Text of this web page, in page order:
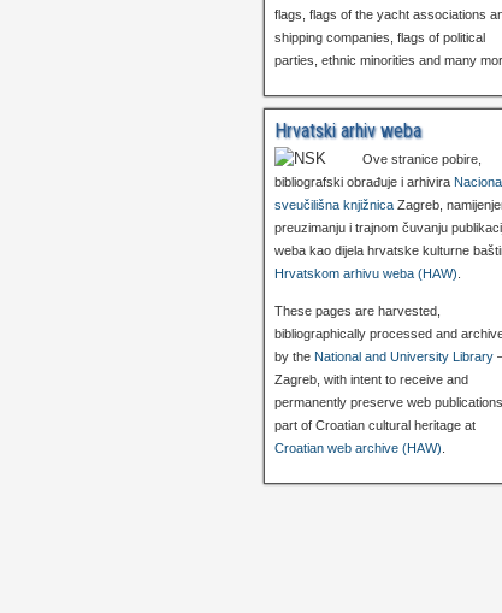
flags, flags of the yacht associations
shipping companies, flags of political
parties, ethnic minorities and many
Hrvatski arhiv weba
Ove stranice pobire,
bibliografski obrađuje i arhivira
sveučilišna knjižnicaZagreb,
preuzimanju i trajnom čuvanju
weba kao dijela hrvatske kulturne
Hrvatskom arhivu weba (HAW)
These pages are harvested,
bibliographically processed and
by the National and University Library
Zagreb, with intent to receive and
permanently preserve web
part of Croatian cultural heritage at
Croatian web archive (HAW)